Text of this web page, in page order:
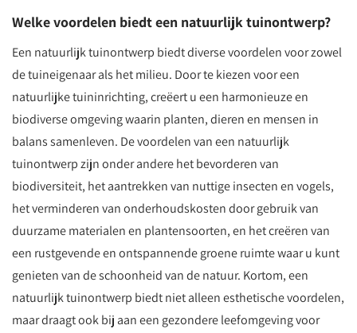
Welke voordelen biedt een natuurlijk tuinontwerp?
Een natuurlijk tuinontwerp biedt diverse voordelen voor zowel
de tuineigenaar als het milieu. Door te kiezen voor een
natuurlijke tuininrichting, creëert u een harmonieuze en
biodiverse omgeving waarin planten, dieren en mensen in
balans samenleven. De voordelen van een natuurlijk
tuinontwerp zijn onder andere het bevorderen van
biodiversiteit, het aantrekken van nuttige insecten en vogels,
het verminderen van onderhoudskosten door gebruik van
duurzame materialen en plantensoorten, en het creëren van
een rustgevende en ontspannende groene ruimte waar u kunt
genieten van de schoonheid van de natuur. Kortom, een
natuurlijk tuinontwerp biedt niet alleen esthetische voordelen,
maar draagt ook bij aan een gezondere leefomgeving voor